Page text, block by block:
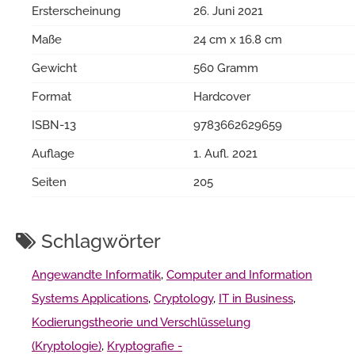
Ersterscheinung
26. Juni 2021
Maße
24 cm x 16.8 cm
Gewicht
560 Gramm
Format
Hardcover
ISBN-13
9783662629659
Auflage
1. Aufl. 2021
Seiten
205
Schlagwörter
Angewandte Informatik, Computer and Information
Systems Applications, Cryptology, IT in Business,
Kodierungstheorie und Verschlüsselung
(Kryptologie), Kryptografie -